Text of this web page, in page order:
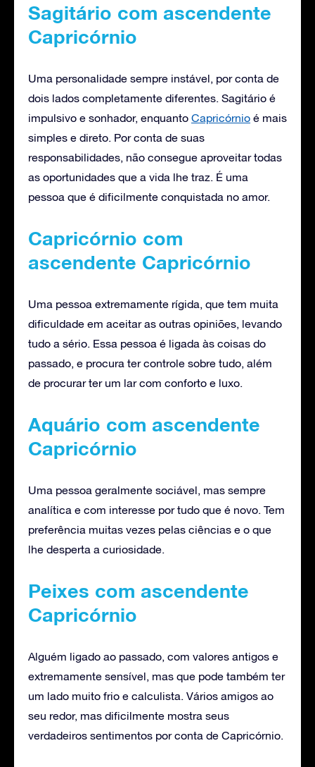
Sagitário com ascendente
Capricórnio
Uma personalidade sempre instável, por conta de
dois lados completamente diferentes. Sagitário é
impulsivo e sonhador, enquanto Capricórnio é mais
simples e direto. Por conta de suas
responsabilidades, não consegue aproveitar todas
as oportunidades que a vida lhe traz. É uma
pessoa que é dificilmente conquistada no amor.
Capricórnio com
ascendente Capricórnio
Uma pessoa extremamente rígida, que tem muita
dificuldade em aceitar as outras opiniões, levando
tudo a sério. Essa pessoa é ligada às coisas do
passado, e procura ter controle sobre tudo, além
de procurar ter um lar com conforto e luxo.
Aquário com ascendente
Capricórnio
Uma pessoa geralmente sociável, mas sempre
analítica e com interesse por tudo que é novo. Tem
preferência muitas vezes pelas ciências e o que
lhe desperta a curiosidade.
Peixes com ascendente
Capricórnio
Alguém ligado ao passado, com valores antigos e
extremamente sensível, mas que pode também ter
um lado muito frio e calculista. Vários amigos ao
seu redor, mas dificilmente mostra seus
verdadeiros sentimentos por conta de Capricórnio.